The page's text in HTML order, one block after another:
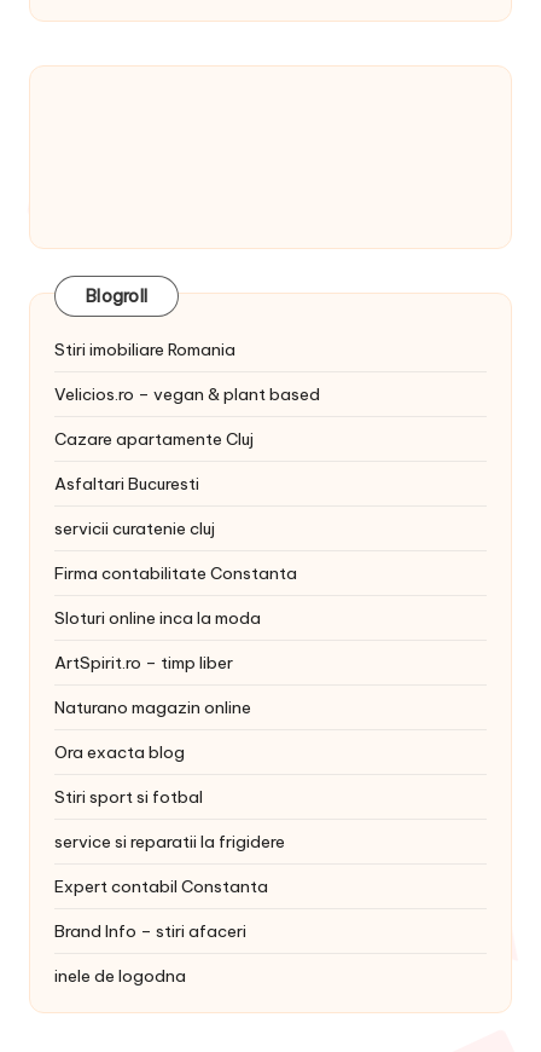
Blogroll
Stiri imobiliare Romania
Velicios.ro – vegan & plant based
Cazare apartamente Cluj
Asfaltari Bucuresti
servicii curatenie cluj
Firma contabilitate Constanta
Sloturi online inca la moda
ArtSpirit.ro – timp liber
Naturano magazin online
Ora exacta blog
Stiri sport si fotbal
service si reparatii la frigidere
Expert contabil Constanta
Brand Info – stiri afaceri
inele de logodna